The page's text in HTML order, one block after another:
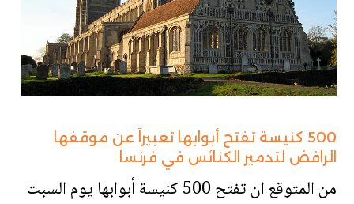
500 كنيسة تفتح أبوابها تعبيراً عن موقفها
الرافض لتدمير الكنائس في فرنسا
من المتوقع ان تفتح 500 كنيسة أبوابها يوم السبت